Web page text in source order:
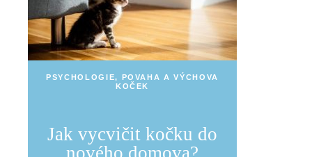
PSYCHOLOGIE, POVAHA A VÝCHOVA
KOČEK
Jak vycvičit kočku do
nového domova?